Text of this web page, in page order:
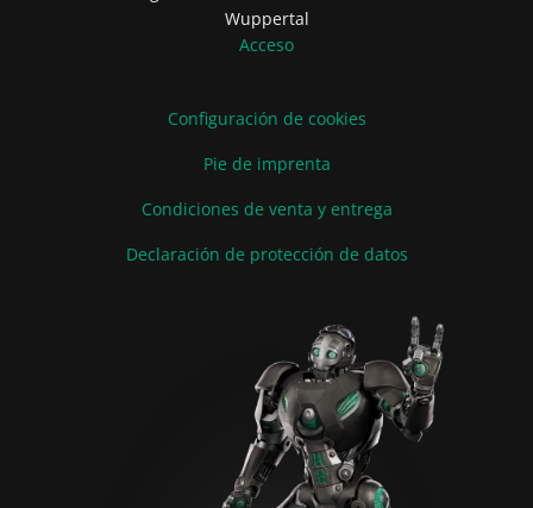
Wuppertal
Acceso
Configuración de cookies
Pie de imprenta
Condiciones de venta y entrega
Declaración de protección de datos